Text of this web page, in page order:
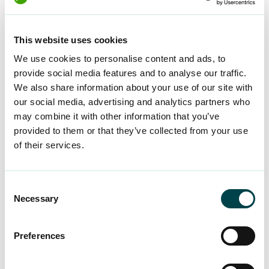
This website uses cookies
We use cookies to personalise content and ads, to
provide social media features and to analyse our traffic.
We also share information about your use of our site with
our social media, advertising and analytics partners who
may combine it with other information that you’ve
provided to them or that they’ve collected from your use
of their services.
Selection
Necessary
Preferences
tjänsten att arbetslivet idag inte längre är en
kontinuerlig, oföränderlig process, utan kan
innebära många omvälvande förändringar.
”Vi påminner människor om grunderna i
arbetslivet: att skriva ett skriftligt
anställningsavtal, förbereda sig för arbetslöshet
så snart man hittar ett jobb och ämnen
relaterade till jobbsökande.”
är viktigt att veta hur man förbereder sig för dem.
Därför har vi tagit fram innehåll till webbplatsen
tet.fi om ämnen som arbetslöshetsskydd och
Kangas.